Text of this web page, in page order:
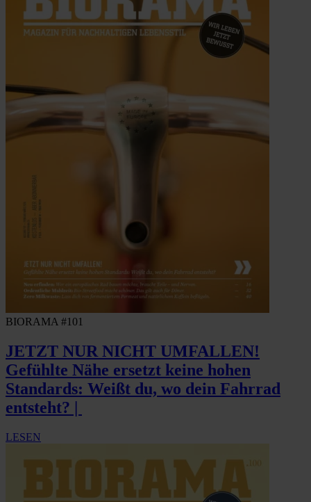
BIORAMA #101
JETZT NUR NICHT UMFALLEN!
Gefühlte Nähe ersetzt keine hohen
Standards: Weißt du, wo dein Fahrrad
entsteht? |
LESEN